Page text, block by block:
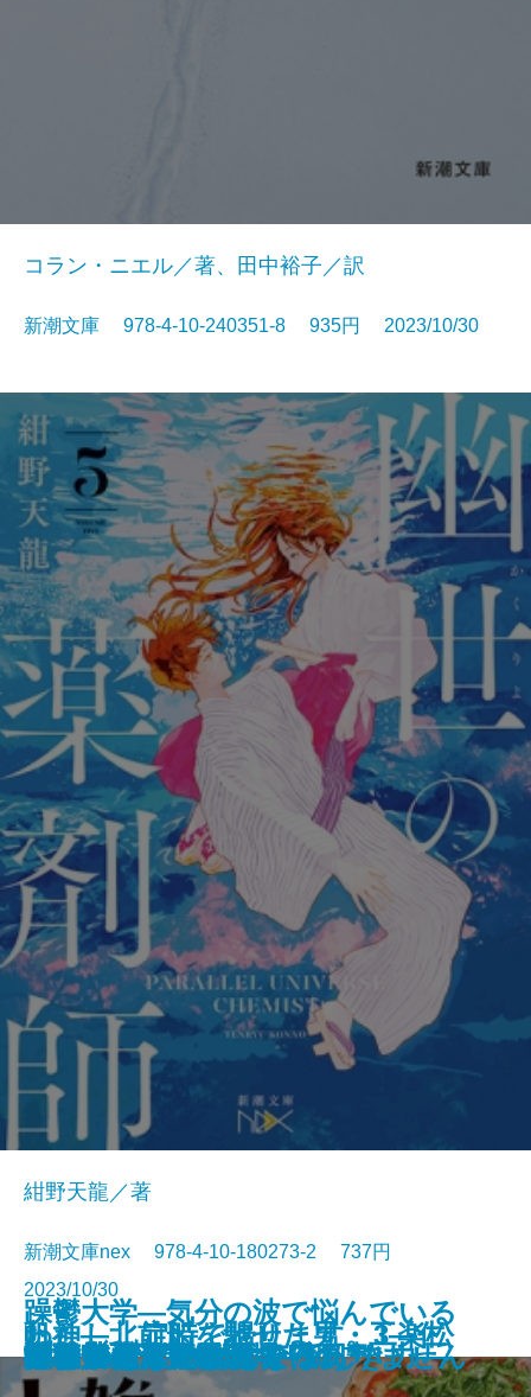
世の中と足並みがそろわない
もう一杯だけ飲んで帰ろう。
わたし、定時で帰ります。3―仁
義なき賃上げ闘争編―
女たち三百人の裏切りの書
帆神―北前船を馳せた男・工楽松
右衛門―
計算する生命
もういちど
千羽鶴
悪なき殺人
コラン・ニエル／著、田中裕子／訳
新潮文庫 978-4-10-240351-8 935円 2023/10/30
幽世の薬剤師5
紺野天龍／著
新潮文庫nex 978-4-10-180273-2 737円
2023/10/30
雑草姫のレストラン
神よ憐れみたまえ
モテの壁
いつかたこぶねになる日
外科室・天守物語
ギリシア人の物語4―新しき力―
小島
掲載禁止 撮影現場
躁鬱大学―気分の波で悩んでいる
のは、あなただけではありません
旅のつばくろ